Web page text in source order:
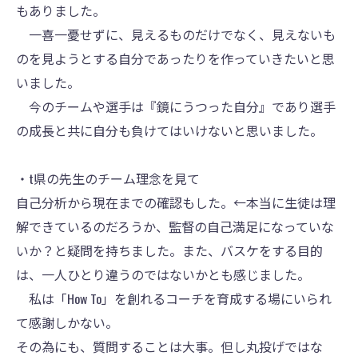
もありました。
一喜一憂せずに、見えるものだけでなく、見えないも
のを見ようとする自分であったりを作っていきたいと思
いました。
今のチームや選手は『鏡にうつった自分』であり選手
の成長と共に自分も負けてはいけないと思いました。
・t県の先生のチーム理念を見て
自己分析から現在までの確認もした。←本当に生徒は理
解できているのだろうか、監督の自己満足になっていな
いか？と疑問を持ちました。また、バスケをする目的
は、一人ひとり違うのではないかとも感じました。
私は「How To」を創れるコーチを育成する場にいられ
て感謝しかない。
その為にも、質問することは大事。但し丸投げではな